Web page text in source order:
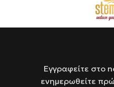
Εγγραφείτε στο
ενημερωθείτε